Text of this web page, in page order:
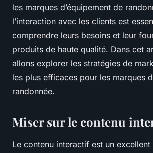
les marques d’équipement de
l’interaction avec les clients est
comprendre leurs besoins et leur
produits de haute qualité. Dans cet
allons explorer les stratégies de
les plus efficaces pour les marques
randonnée.
Miser sur le contenu
Le contenu interactif est un